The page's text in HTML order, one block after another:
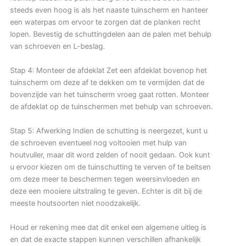
steeds even hoog is als het naaste tuinscherm en hanteer
een waterpas om ervoor te zorgen dat de planken recht
lopen. Bevestig de schuttingdelen aan de palen met behulp
van schroeven en L-beslag.
Stap 4: Monteer de afdeklat Zet een afdeklat bovenop het
tuinscherm om deze af te dekken om te vermijden dat de
bovenzijde van het tuinscherm vroeg gaat rotten. Monteer
de afdeklat op de tuinschermen met behulp van schroeven.
Stap 5: Afwerking Indien de schutting is neergezet, kunt u
de schroeven eventueel nog voltooien met hulp van
houtvuller, maar dit word zelden of nooit gedaan. Ook kunt
u ervoor kiezen om de tuinschutting te verven of te beitsen
om deze meer te beschermen tegen weersinvloeden en
deze een mooiere uitstraling te geven. Echter is dit bij de
meeste houtsoorten niet noodzakelijk.
Houd er rekening mee dat dit enkel een algemene uitleg is
en dat de exacte stappen kunnen verschillen afhankelijk